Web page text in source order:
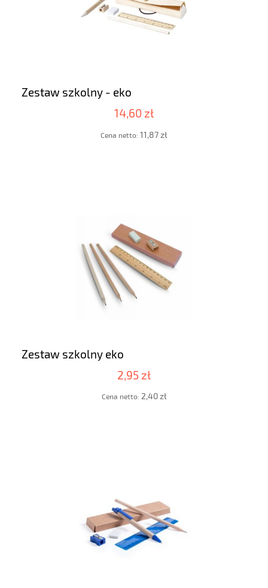
Zestaw szkolny - eko
14,60 zł
Cena netto: 11,87 zł
Zestaw szkolny eko
2,95 zł
Cena netto: 2,40 zł